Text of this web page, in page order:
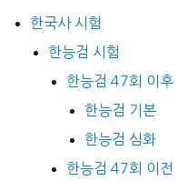
한국사 시험
한능검 시험
한능검 47회 이후
한능검 기본
한능검 심화
한능검 47회 이전